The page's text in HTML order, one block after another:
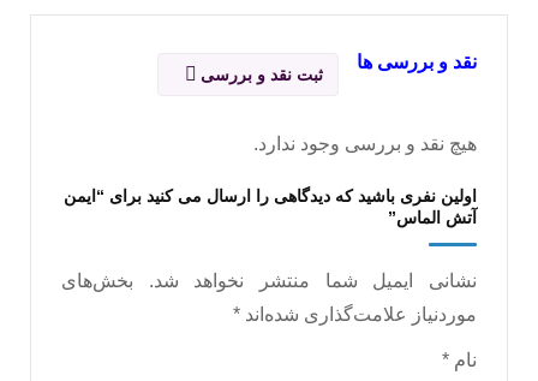
نقد و بررسی ها
ثبت نقد و بررسی
هیچ نقد و بررسی وجود ندارد.
اولین نفری باشید که دیدگاهی را ارسال می کنید برای “ایمن
آتش الماس”
نشانی ایمیل شما منتشر نخواهد شد.
بخش‌های
موردنیاز علامت‌گذاری شده‌اند *
نام *